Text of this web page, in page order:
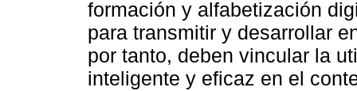
formación y alfabetización
para transmitir y desarrollar
por tanto, deben vincular la
inteligente y eficaz en el